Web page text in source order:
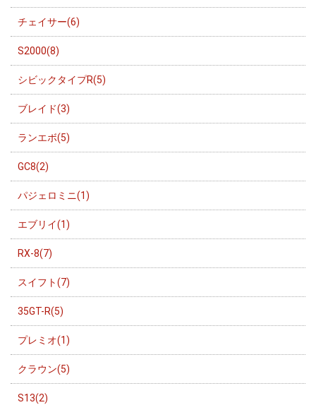
チェイサー(6)
S2000(8)
シビックタイプR(5)
ブレイド(3)
ランエボ(5)
GC8(2)
パジェロミニ(1)
エブリイ(1)
RX-8(7)
スイフト(7)
35GT-R(5)
プレミオ(1)
クラウン(5)
S13(2)